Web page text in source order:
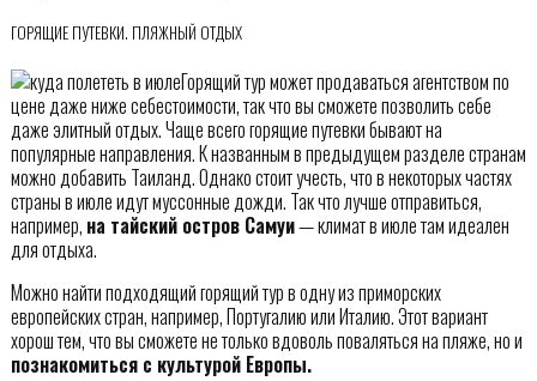
ГОРЯЩИЕ ПУТЕВКИ. ПЛЯЖНЫЙ ОТДЫХ
Горящий тур может продаваться агентством по
цене даже ниже себестоимости, так что вы сможете позволить себе
даже элитный отдых. Чаще всего горящие путевки бывают на
популярные направления. К названным в предыдущем разделе странам
можно добавить Таиланд. Однако стоит учесть, что в некоторых частях
страны в июле идут муссонные дожди. Так что лучше отправиться,
например, на тайский остров Самуи— климат в июле там идеален
для отдыха.
Можно найти подходящий горящий тур в одну из приморских
европейских стран, например, Португалию или Италию. Этот вариант
хорош тем, что вы сможете не только вдоволь поваляться на пляже, но и
познакомиться с культурой Европы.